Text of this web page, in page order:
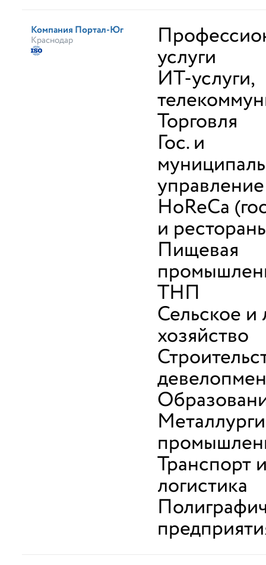
Компания Портал-Юг
Краснодар
услуги
ИТ-услуги,
Торговля
Гос. и
управление
HoReCa
и
Пищевая
ТНП
Сельское и
хозяйство
Транспорт
логистика